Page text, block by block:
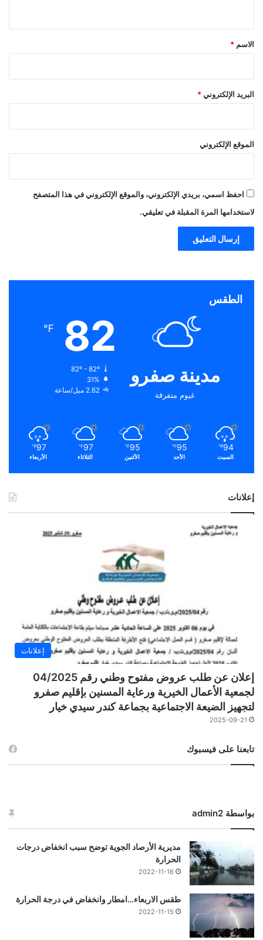
*
الاسم *
البريد الإلكتروني *
الموقع الإلكتروني
احفظ اسمي، بريدي الإلكتروني، والموقع الإلكتروني في هذا المتصفح
لاستخدامها المرة المقبلة في تعليقي.
الطقس
مدينة صفرو
غيوم متفرقة
82
℉
82º - 82º
31%
2.62 ميل/ساعة
94
℉
السبت
95
℉
الأحد
95
℉
الأثنين
97
℉
الثلاثاء
97
℉
الأربعاء
إعلانات
إعلانات
إعلان عن طلب عروض مفتوح وطني رقم 04/2025
لجمعية الأعمال الخيرية ورعاية المسنين بإقليم صفرو
لتجهيز الضيعة الاجتماعية بجماعة كندر سيدي خيار
2025-09-21
تابعنا على فيسبوك
بواسطة admin2
مديرية الأرصاد الجوية توضح سبب انخفاض درجات
الحرارة
2022-11-16
طقس الاربعاء…امطار وانخفاض في درجة الحرارة
2022-11-15